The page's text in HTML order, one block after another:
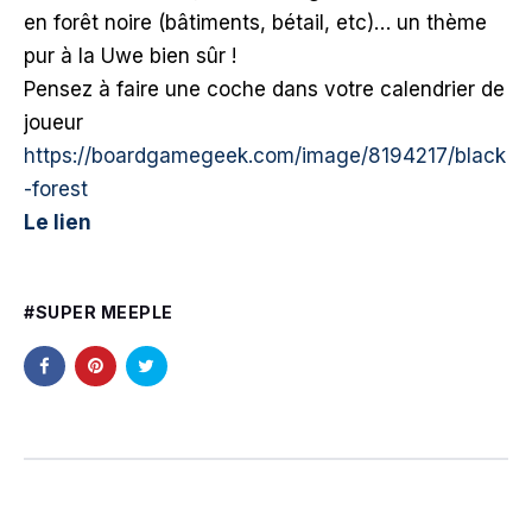
en forêt noire (bâtiments, bétail, etc)… un thème
pur à la Uwe bien sûr !
Pensez à faire une coche dans votre calendrier de
joueur
https://boardgamegeek.com/image/8194217/black
-forest
Le lien
SUPER MEEPLE